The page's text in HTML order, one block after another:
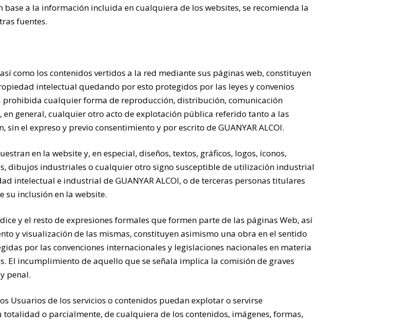
a la información incluida en cualquiera de los websites, se recomienda la
fuentes.
como los contenidos vertidos a la red mediante sus páginas web, constituyen
intelectual quedando por esto protegidos por las leyes y convenios
cualquier forma de reproducción, distribución, comunicación
general, cualquier otro acto de explotación pública referido tanto a las
el expreso y previo consentimiento y por escrito de GUANYAR ALCOI.
en la website y, en especial, diseños, textos, gráficos, logos, íconos,
dibujos industriales o cualquier otro signo susceptible de utilización industrial
intelectual e industrial de GUANYAR ALCOI, o de terceras personas titulares
su inclusión en la website.
y el resto de expresiones formales que formen parte de las páginas Web, así
y visualización de las mismas, constituyen asimismo una obra en el sentido
por las convenciones internacionales y legislaciones nacionales en materia
El incumplimiento de aquello que se señala implica la comisión de graves
penal.
Usuarios de los servicios o contenidos puedan explotar o servirse
o parcialmente, de cualquiera de los contenidos, imágenes, formas,